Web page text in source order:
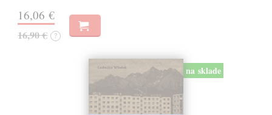
16,06 €
16,90 € ?
na sklade